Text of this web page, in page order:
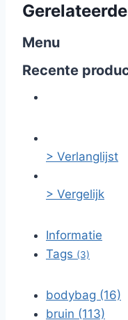
Menu
Recente
> Verlanglijst
> Vergelijk
Informatie
Tags (3)
bodybag (16)
bruin (113)